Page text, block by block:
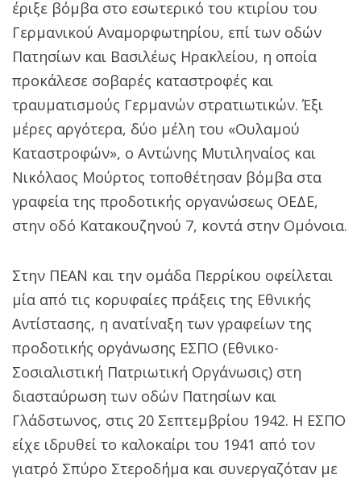
έριξε βόμβα στο εσωτερικό του κτιρίου του
Γερμανικού Αναμορφωτηρίου, επί των οδών
Πατησίων και Βασιλέως Ηρακλείου, η οποία
προκάλεσε σοβαρές καταστροφές και
τραυματισμούς Γερμανών στρατιωτικών. Έξι
μέρες αργότερα, δύο μέλη του «Ουλαμού
Καταστροφών», ο Αντώνης Μυτιληναίος και
Νικόλαος Μούρτος τοποθέτησαν βόμβα στα
γραφεία της προδοτικής οργανώσεως ΟΕΔΕ,
στην οδό Κατακουζηνού 7, κοντά στην Ομόνοια.
Στην ΠΕΑΝ και την ομάδα Περρίκου οφείλεται
μία από τις κορυφαίες πράξεις της Εθνικής
Αντίστασης, η ανατίναξη των γραφείων της
προδοτικής οργάνωσης ΕΣΠΟ (Εθνικο-
Σοσιαλιστική Πατριωτική Οργάνωσις) στη
διασταύρωση των οδών Πατησίων και
Γλάδστωνος, στις 20 Σεπτεμβρίου 1942. Η ΕΣΠΟ
είχε ιδρυθεί το καλοκαίρι του 1941 από τον
γιατρό Σπύρο Στεροδήμα και συνεργαζόταν με